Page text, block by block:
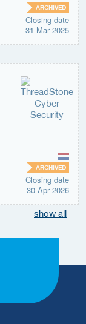
ARCHIVED
Closing date
31 Mar 2025
ARCHIVED
Closing date
30 Apr 2026
show all